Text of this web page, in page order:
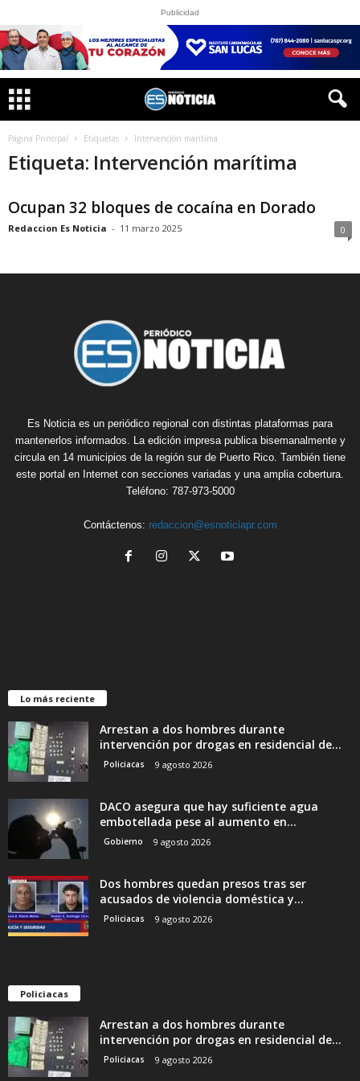
Publicidad
Página Principal Etiquetas Intervención marítima
Etiqueta: Intervención marítima
Ocupan 32 bloques de cocaína en Dorado
Redaccion Es Noticia - 11 marzo 2025 0
Es Noticia es un periódico regional con distintas plataformas para
mantenerlos informados. La edición impresa publica bisemanalmente y
circula en 14 municipios de la región sur de Puerto Rico. También tiene
este portal en Internet con secciones variadas y una amplia cobertura.
Teléfono: 787-973-5000
Contáctenos: redaccion@esnoticiapr.com
Lo más reciente
Arrestan a dos hombres durante
intervención por drogas en residencial de...
Policiacas 9 agosto 2026
DACO asegura que hay suficiente agua
embotellada pese al aumento en...
Gobierno 9 agosto 2026
Dos hombres quedan presos tras ser
acusados de violencia doméstica y...
Policiacas 9 agosto 2026
Policiacas
Arrestan a dos hombres durante
intervención por drogas en residencial de...
Policiacas 9 agosto 2026